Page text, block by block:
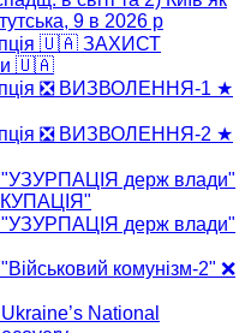
9 в 2026 р
🇺🇦 ЗАХИСТ
🇺🇦
❎ ВИЗВОЛЕННЯ-1 ★
❎ ВИЗВОЛЕННЯ-2 ★
держ влади"
держ влади"
комунізм-2" ❌
National